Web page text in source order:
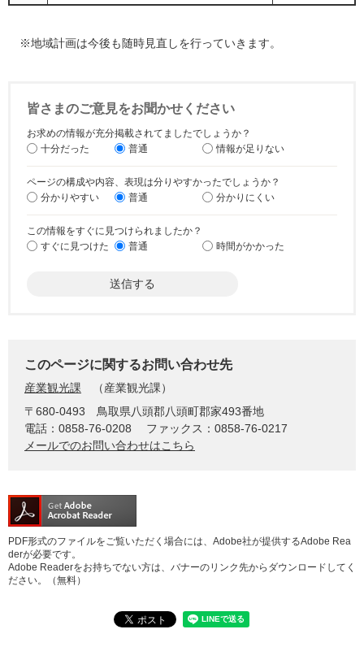
※地域計画は今後も随時見直しを行っていきます。
皆さまのご意見をお聞かせください
お求めの情報が充分掲載されてましたでしょうか？
十分だった
普通 情報が足りない
ページの構成や内容、表現は分りやすかったでしょうか？
分かりやすい
普通 分かりにくい
この情報をすぐに見つけられましたか？
すぐに見つけた
普通 時間がかかった
このページに関するお問い合わせ先
産業観光課
産業観光課
〒680-0493
鳥取県八頭郡八頭町郡家493番地
電話：0858-76-0208
ファックス：0858-76-0217
メールでのお問い合わせはこちら
PDF形式のファイルをご覧いただく場合には、Adobe社が提供するAdobe Rea
derが必要です。
Adobe Readerをお持ちでない方は、バナーのリンク先からダウンロードしてく
ださい。（無料）